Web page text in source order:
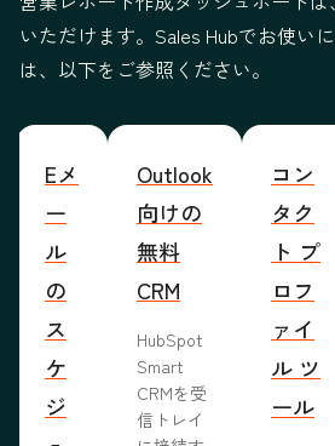
いただけます。Sales Hubでお使い
は、以下をご参照ください。
Eメ
ー
ル
の
ス
ケ
ジ
Outlook
向けの
無料
CRM
HubSpot
Smart
CRMを受
信トレイ
コン
タク
ト プ
ロフ
ァイ
ル ツ
ール